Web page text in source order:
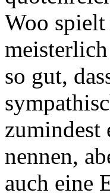
Woo
so gut,
nennen,
auch eine